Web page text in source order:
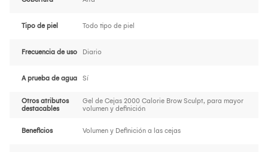
Tipo de piel Todo tipo de piel
Frecuencia de uso Diario
A prueba de agua Sí
Otros atributos
destacables
Gel de Cejas 2000 Calorie Brow Sculpt, para mayor
volumen y definición
Beneficios Volumen y Definición a las cejas